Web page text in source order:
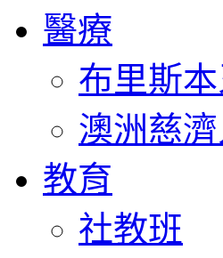
醫療
布里斯
澳洲慈
教育
社教班